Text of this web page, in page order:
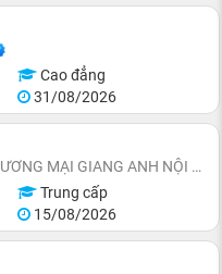
Cao đẳng
31/08/2026
CÔNG TY TNHH XÂY DỰNG THƯƠNG MẠI GIANG ANH NỘI THẤT ĐẸP
Trung cấp
15/08/2026